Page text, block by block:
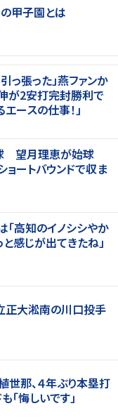
甲子園とは
っ張った」燕ファンか
が2安打完封勝利で
ースの仕事！」
望月理恵が始球
ートバウンドで収ま
「高知のイノシシやか
感じが出てきたね」
大淞南の川口投手
世那、４年ぶり本塁打
「悔しいです」